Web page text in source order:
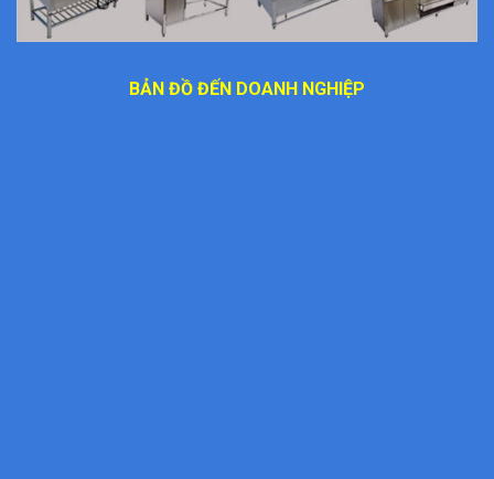
BẢN ĐỒ ĐẾN DOANH NGHIỆP